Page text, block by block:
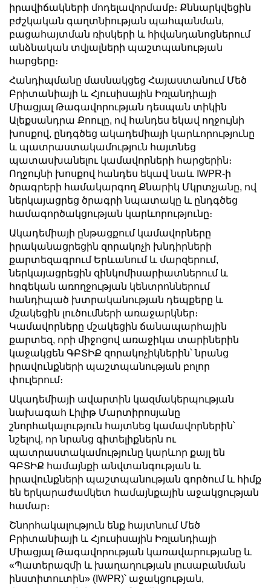
իրավիճակների մոդելավորմամբ։ Քննարկվեցին
բժշկական գաղտնիության պահպանման,
բացահայտման ռիսկերի և հիվանդանոցներում
անձնական տվյալների պաշտպանության
հարցերը։
Հանդիպմանը մասնակցեց Հայաստանում Մեծ
Բրիտանիայի և Հյուսիսային Իռլանդիայի
Միացյալ Թագավորության դեսպան տիկին
Ալեքսանդրա Քոուլը, ով հանդես եկավ ողջույնի
խոսքով, ընդգծեց ակադեմիայի կարևորությունը
և պատրաստակամություն հայտնեց
պատասխանելու կամավորների հարցերին։
Ողջույնի խոսքով հանդես եկավ նաև IWPR-ի
ծրագրերի համակարգող Քնարիկ Մկրտչյանը, ով
ներկայացրեց ծրագրի նպատակը և ընդգծեց
համագործակցության կարևորությունը։
Ակադեմիայի ընթացքում կամավորները
իրականացրեցին զորակոչի խնդիրների
քարտեզագրում Երևանում և մարզերում,
ներկայացրեցին զինկոմիսարիատներում և
հոգեկան առողջության կենտրոններում
հանդիպած խտրականության դեպքերը և
մշակեցին լուծումների առաջարկներ։
Կամավորները մշակեցին ճանապարհային
քարտեզ, որի միջոցով առաջիկա տարիներին
կաջակցեն ԳԲՏԻՔ զորակոչիկներին՝ նրանց
իրավունքների պաշտպանության բոլոր
փուլերում։
Ակադեմիայի ավարտին կազմակերպության
նախագահ Լիլիթ Մարտիրոսյանը
շնորհակալություն հայտնեց կամավորներին՝
նշելով, որ նրանց գիտելիքներն ու
պատրաստակամությունը կարևոր քայլ են
ԳԲՏԻՔ համայնքի անվտանգության և
իրավունքների պաշտպանության գործում և հիմք
են երկարաժամկետ համայնքային աջակցության
համար։
Շնորհակալություն ենք հայտնում Մեծ
Բրիտանիայի և Հյուսիսային Իռլանդիայի
Միացյալ Թագավորության կառավարությանը և
«Պատերազմի և խաղաղության լուսաբանման
ինստիտուտին» (IWPR)՝ աջակցության,